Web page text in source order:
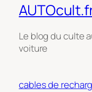
Le blog du culte
voiture
cables de